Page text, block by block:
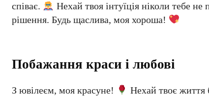
співає.
Нехай твоя інтуїція ніколи тебе
рішення. Будь щаслива, моя хороша!
Побажання краси і любові
З ювілеєм, моя красуне!
Нехай твоє життя